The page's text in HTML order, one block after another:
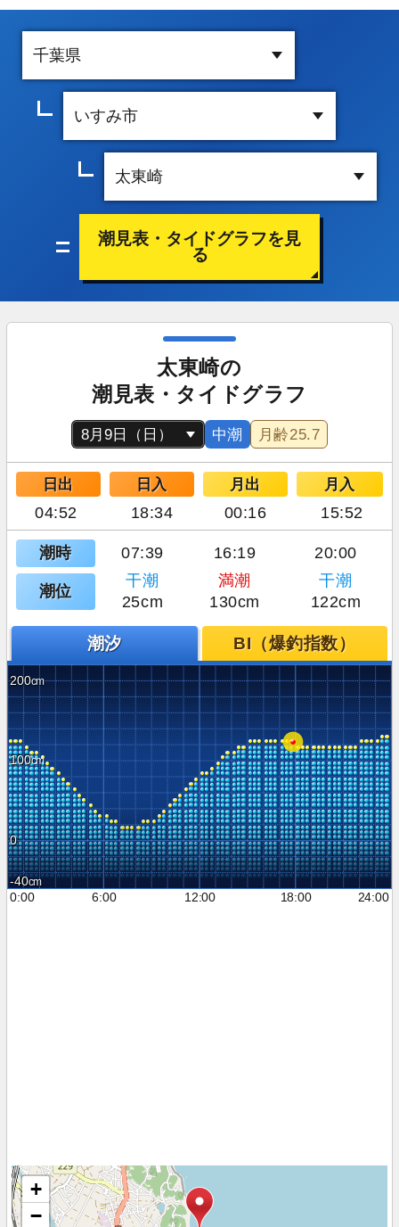
潮見表・タイドグラフを見
る
太東崎の
潮見表・タイドグラフ
中潮 月齢25.7
日出 日入 月出 月入
04:52 18:34 00:16 15:52
潮時 07:39 16:19 20:00
潮位
干潮 満潮
干潮
25cm
130cm 122cm
潮汐 BI（爆釣指数）
200
100
0
-40
0:00
6:00 12:00 18:00 24:00
+
−